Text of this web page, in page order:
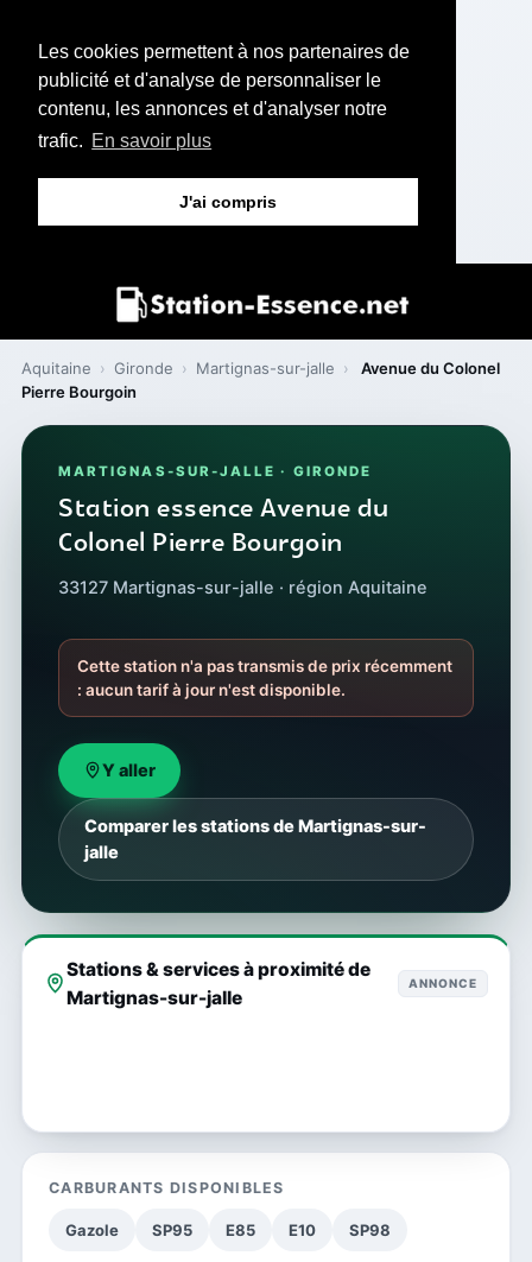
Les cookies permettent à nos partenaires de
publicité et d'analyse de personnaliser le
contenu, les annonces et d'analyser notre
trafic. En savoir plus
J'ai compris
Aquitaine › Gironde › Martignas-sur-jalle ›
Avenue du Colonel
Pierre Bourgoin
MARTIGNAS-SUR-JALLE · GIRONDE
Station essence Avenue du
Colonel Pierre Bourgoin
33127 Martignas-sur-jalle · région Aquitaine
Cette station n'a pas transmis de prix récemment
: aucun tarif à jour n'est disponible.
Y aller
Comparer les stations de Martignas-sur-
jalle
Stations & services à proximité de
Martignas-sur-jalle
ANNONCE
CARBURANTS DISPONIBLES
Gazole SP95 E85 E10 SP98